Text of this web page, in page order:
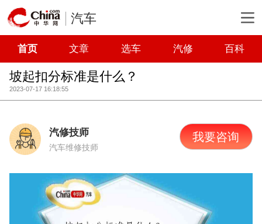
汽车
首页 文章 选车 汽修 百科
坡起扣分标准是什么？
2023-07-17 16:18:55
汽修技师
汽车维修技师
我要咨询